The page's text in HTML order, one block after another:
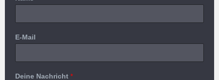
E-Mail
Deine Nachricht *